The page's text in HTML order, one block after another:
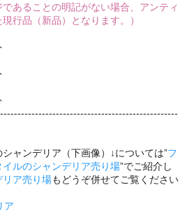
あることの明記がない場合、アンティ
行品（新品）となります。）
ャンデリア（下画像）↓については”フ
ルのシャンデリア売り場”でご紹介し
リア売り場もどうぞ併せてご覧ください